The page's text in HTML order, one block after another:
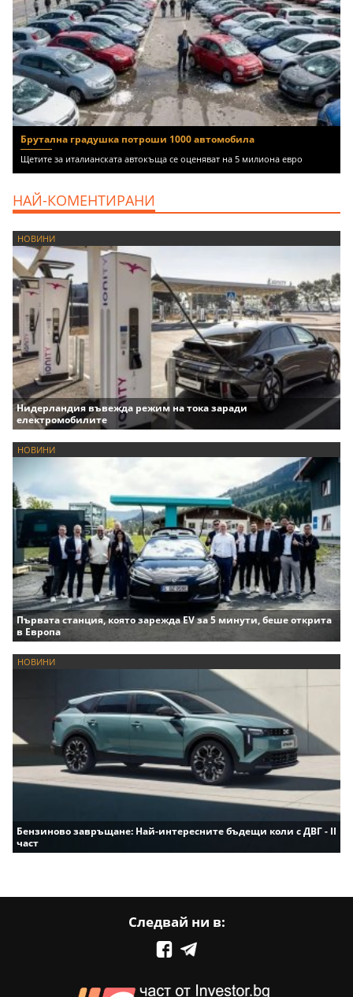
Брутална градушка потроши 1000 автомобила
Щетите за италианската автокъща се оценяват на 5 милиона евро
НАЙ-КОМЕНТИРАНИ
НОВИНИ
Нидерландия въвежда режим на тока заради
електромобилите
НОВИНИ
Първата станция, която зарежда EV за 5 минути, беше открита
в Европа
НОВИНИ
Бензиново завръщане: Най-интересните бъдещи коли с ДВГ - II
част
Следвай ни в: